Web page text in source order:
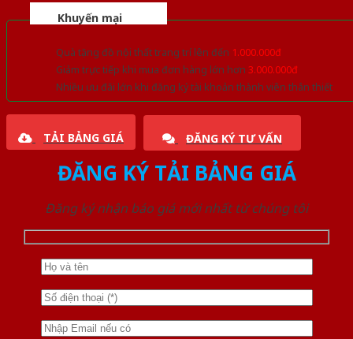
Khuyến mại
Quà tặng đồ nội thất trang trí lên đến 1.000.000đ
Giảm trực tiếp khi mua đơn hàng lớn hơn 3.000.000đ
Nhiều ưu đãi lớn khi đăng ký tài khoản thành viên thân thiết
TẢI BẢNG GIÁ ĐĂNG KÝ TƯ VẤN
ĐĂNG KÝ TẢI BẢNG GIÁ
Đăng ký nhận báo giá mới nhất từ chúng tôi